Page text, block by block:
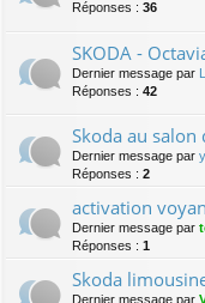
Réponses : 36
SKODA -
Dernier message par
Réponses : 42
Skoda au salon
Dernier message par
Réponses : 2
activation
Dernier message par
Réponses : 1
Skoda
Dernier message par